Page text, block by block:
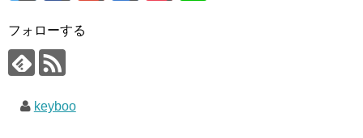
フォローする
keyboo